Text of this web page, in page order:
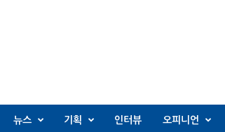
뉴스 기획 인터뷰 오피니언